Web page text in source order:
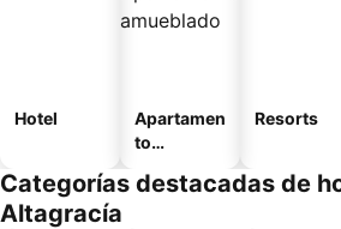
Hotel
Apartamen
to
o
Resorts
Categorías destacadas de
Altagracía